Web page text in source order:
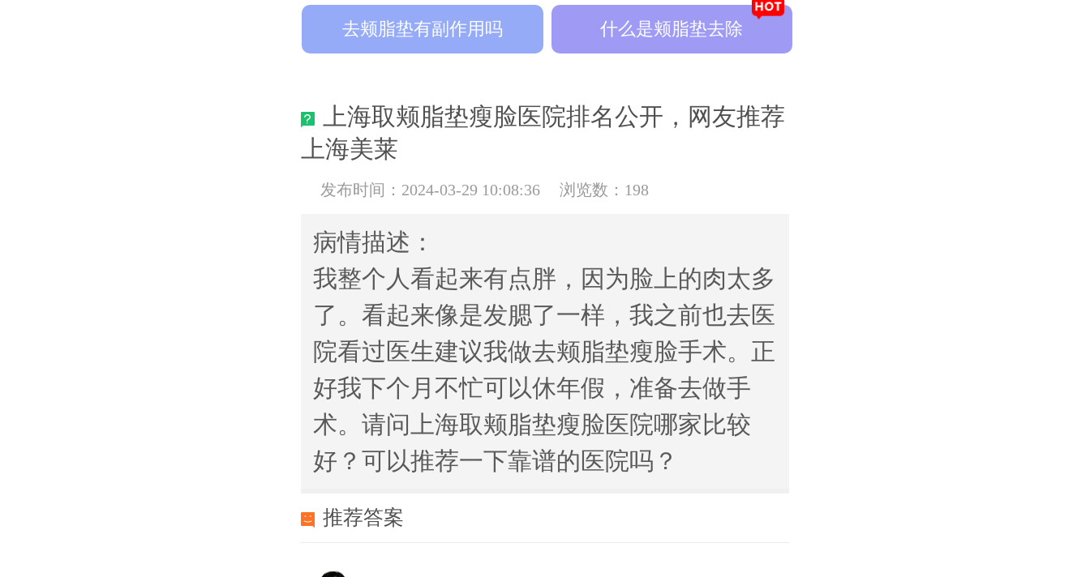
去颊脂垫有副作用吗 什么是颊脂垫去除
上海取颊脂垫瘦脸医院排名公开，网友推荐
上海美莱
发布时间：2024-03-29 10:08:36 浏览数：198
病情描述：
我整个人看起来有点胖，因为脸上的肉太多
了。看起来像是发腮了一样，我之前也去医
院看过医生建议我做去颊脂垫瘦脸手术。正
好我下个月不忙可以休年假，准备去做手
术。请问上海取颊脂垫瘦脸医院哪家比较
好？可以推荐一下靠谱的医院吗？
推荐答案